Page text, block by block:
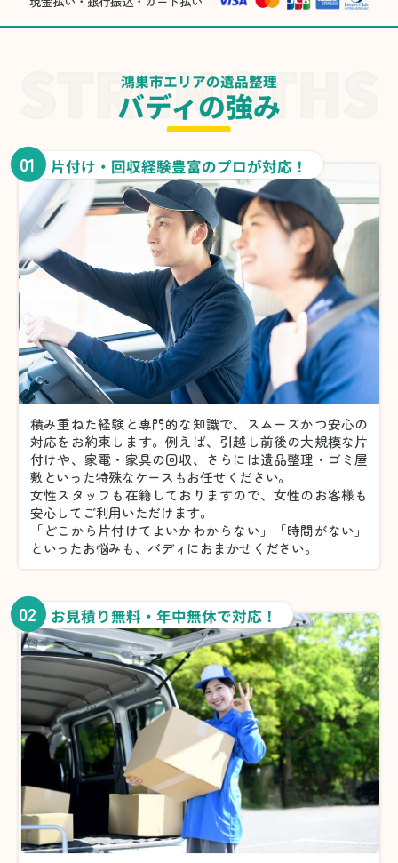
鴻巣市エリアの遺品整理
バディの強み
01 片付け・回収経験豊富のプロが対応！
積み重ねた経験と専門的な知識で、スムーズかつ安心の
対応をお約束します。例えば、引越し前後の大規模な片
付けや、家電・家具の回収、さらには遺品整理・ゴミ屋
敷といった特殊なケースもお任せください。
女性スタッフも在籍しておりますので、女性のお客様も
安心してご利用いただけます。
「どこから片付けてよいかわからない」「時間がない」
といったお悩みも、バディにおまかせください。
02 お見積り無料・年中無休で対応！